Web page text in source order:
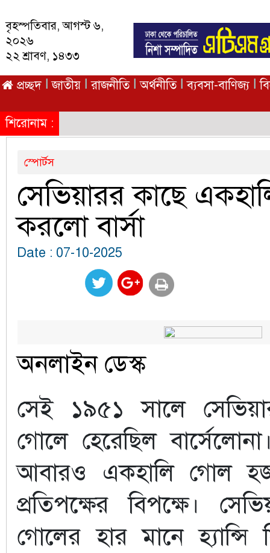
বৃহস্পতিবার, আগস্ট ৬,
২০২৬
২২ শ্রাবণ, ১৪৩৩
প্রচ্ছদ জাতীয় রাজনীতি অর্থনীতি ব্যবসা-বাণিজ্য
শিরোনাম :
স্পোর্টস
সেভিয়ারর কাছে
করলো বার্সা
Date : 07-10-2025
অনলাইন ডেস্ক
সেই ১৯৫১ সালে
গোলে হেরেছিল
আবারও একহালি গোল
প্রতিপক্ষের বিপক্ষে।
গোলের হার মানে হ্যান্সি